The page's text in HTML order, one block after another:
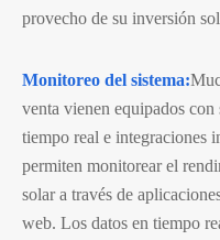
provecho de su inversión
Monitoreo del sistema:
venta vienen equipados
tiempo real e integraciones
permiten monitorear el
solar a través de
web. Los datos en tiempo